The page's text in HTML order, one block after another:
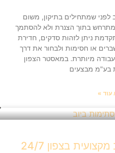
לפני שמתחילים בתיקון, משום
בתוך הצנרת ולא להסתמך
ניתן לזהות סדקים, חדירת
או חסימות ולבחור את דרך
מיותרת. במאסטר הצפון
בע"מ מבצעים
עוד »
בצפון 24/7